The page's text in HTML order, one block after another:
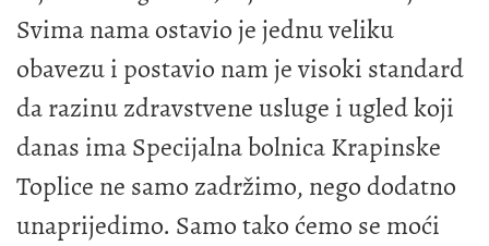
Svima nama ostavio je jednu veliku
obavezu i postavio nam je visoki standard
da razinu zdravstvene usluge i ugled koji
danas ima Specijalna bolnica Krapinske
Toplice ne samo zadržimo, nego dodatno
unaprijedimo. Samo tako ćemo se moći